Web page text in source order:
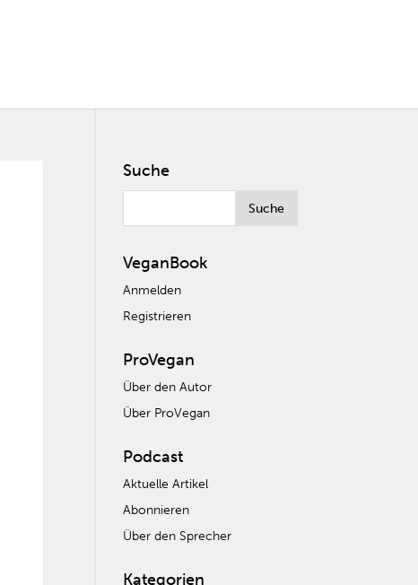
Suche
VeganBook
Anmelden
Registrieren
ProVegan
Über den Autor
Über ProVegan
Podcast
Aktuelle Artikel
Abonnieren
Über den Sprecher
Kategorien